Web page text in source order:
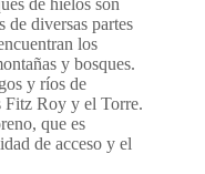
de diversas partes
los
y bosques.
y ríos de
Fitz Roy y el Torre.
que es
de acceso y el